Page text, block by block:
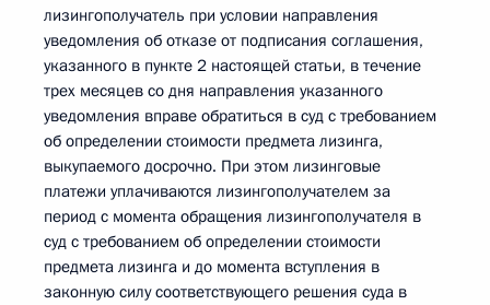
лизингополучатель при условии направления
уведомления об отказе от подписания соглашения,
указанного в пункте 2 настоящей статьи, в течение
трех месяцев со дня направления указанного
уведомления вправе обратиться в суд с требованием
об определении стоимости предмета лизинга,
выкупаемого досрочно. При этом лизинговые
платежи уплачиваются лизингополучателем за
период с момента обращения лизингополучателя в
суд с требованием об определении стоимости
предмета лизинга и до момента вступления в
законную силу соответствующего решения суда в